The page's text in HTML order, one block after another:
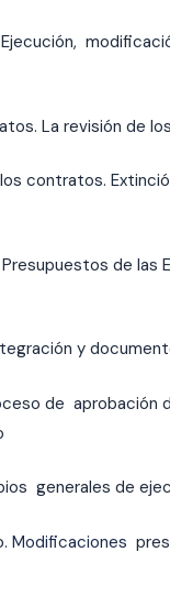
La revisión de
contratos.
Presupuestos de las
y
de aprobación
generales de
. Modificaciones